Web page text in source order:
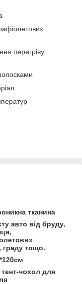
перегріву
тканина
авто від бруду,
граду тощо.
чохол для